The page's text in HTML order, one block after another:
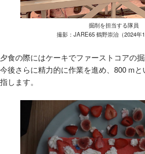
掘削を担当する隊員
撮影：JARE65 鶴野崇治（2024年
夕食の際にはケーキでファーストコアの掘
今後さらに精力的に作業を進め、800 m
指します。